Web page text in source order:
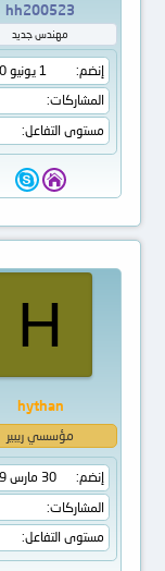
hh200523
مهندس جديد
إنضم
1 يونيو 2010
المشاركات
مستوى التفاعل
H
hythan
مؤسسي ريبير
إنضم
30 مارس 2009
المشاركات
مستوى التفاعل